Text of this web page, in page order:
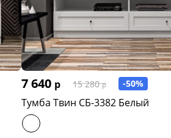
7 640 р 15 280 р -50%
Тумба Твин СБ-3382 Белый